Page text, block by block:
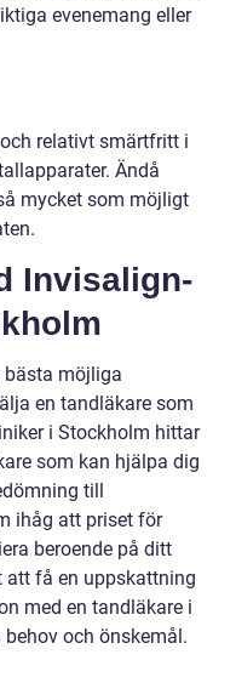
evenemang eller
relativt smärtfritt i
Ändå
mycket som möjligt
Invisalign-
bästa möjliga
en tandläkare som
i Stockholm hittar
som kan hjälpa dig
till
ihåg att priset för
beroende på ditt
få en uppskattning
med en tandläkare i
och önskemål.